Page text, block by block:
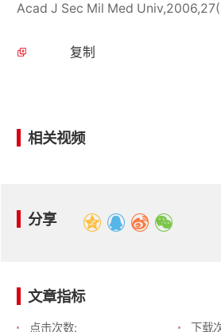
Acad J Sec Mil Med
复制
相关视频
分享
文章指标
点击次数: 下载